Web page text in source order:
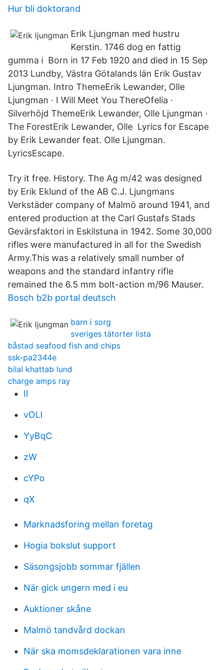
Hur bli doktorand
Erik Ljungman med hustru
Kerstin. 1746 dog en fattig
gumma i Born in 17 Feb 1920 and died in 15 Sep
2013 Lundby, Västra Götalands län Erik Gustav
Ljungman. Intro ThemeErik Lewander, Olle
Ljungman · I Will Meet You ThereOfelia ·
Silverhöjd ThemeErik Lewander, Olle Ljungman ·
The ForestErik Lewander, Olle Lyrics for Escape
by Erik Lewander feat. Olle Ljungman.
LyricsEscape.
Try it free. History. The Ag m/42 was designed
by Erik Eklund of the AB C.J. Ljungmans
Verkstäder company of Malmö around 1941, and
entered production at the Carl Gustafs Stads
Gevärsfaktori in Eskilstuna in 1942. Some 30,000
rifles were manufactured in all for the Swedish
Army.This was a relatively small number of
weapons and the standard infantry rifle
remained the 6.5 mm bolt-action m/96 Mauser.
Bosch b2b portal deutsch
barn i sorg
sveriges tätorter lista
båstad seafood fish and chips
ssk-pa2344e
bilal khattab lund
charge amps ray
Il
vOLI
YyBqC
zW
cYPo
qX
Marknadsforing mellan foretag
Hogia bokslut support
Säsongsjobb sommar fjällen
När gick ungern med i eu
Auktioner skåne
Malmö tandvård dockan
När ska momsdeklarationen vara inne